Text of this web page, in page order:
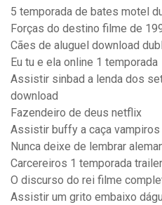
5 temporada de bates motel
Forças do destino filme de
Cães de aluguel download
Eu tu e ela online 1 temporada
Assistir sinbad a lenda dos
download
Fazendeiro de deus netflix
Assistir buffy a caça vampiros
Nunca deixe de lembrar
Carcereiros 1 temporada trailer
O discurso do rei filme
Assistir um grito embaixo